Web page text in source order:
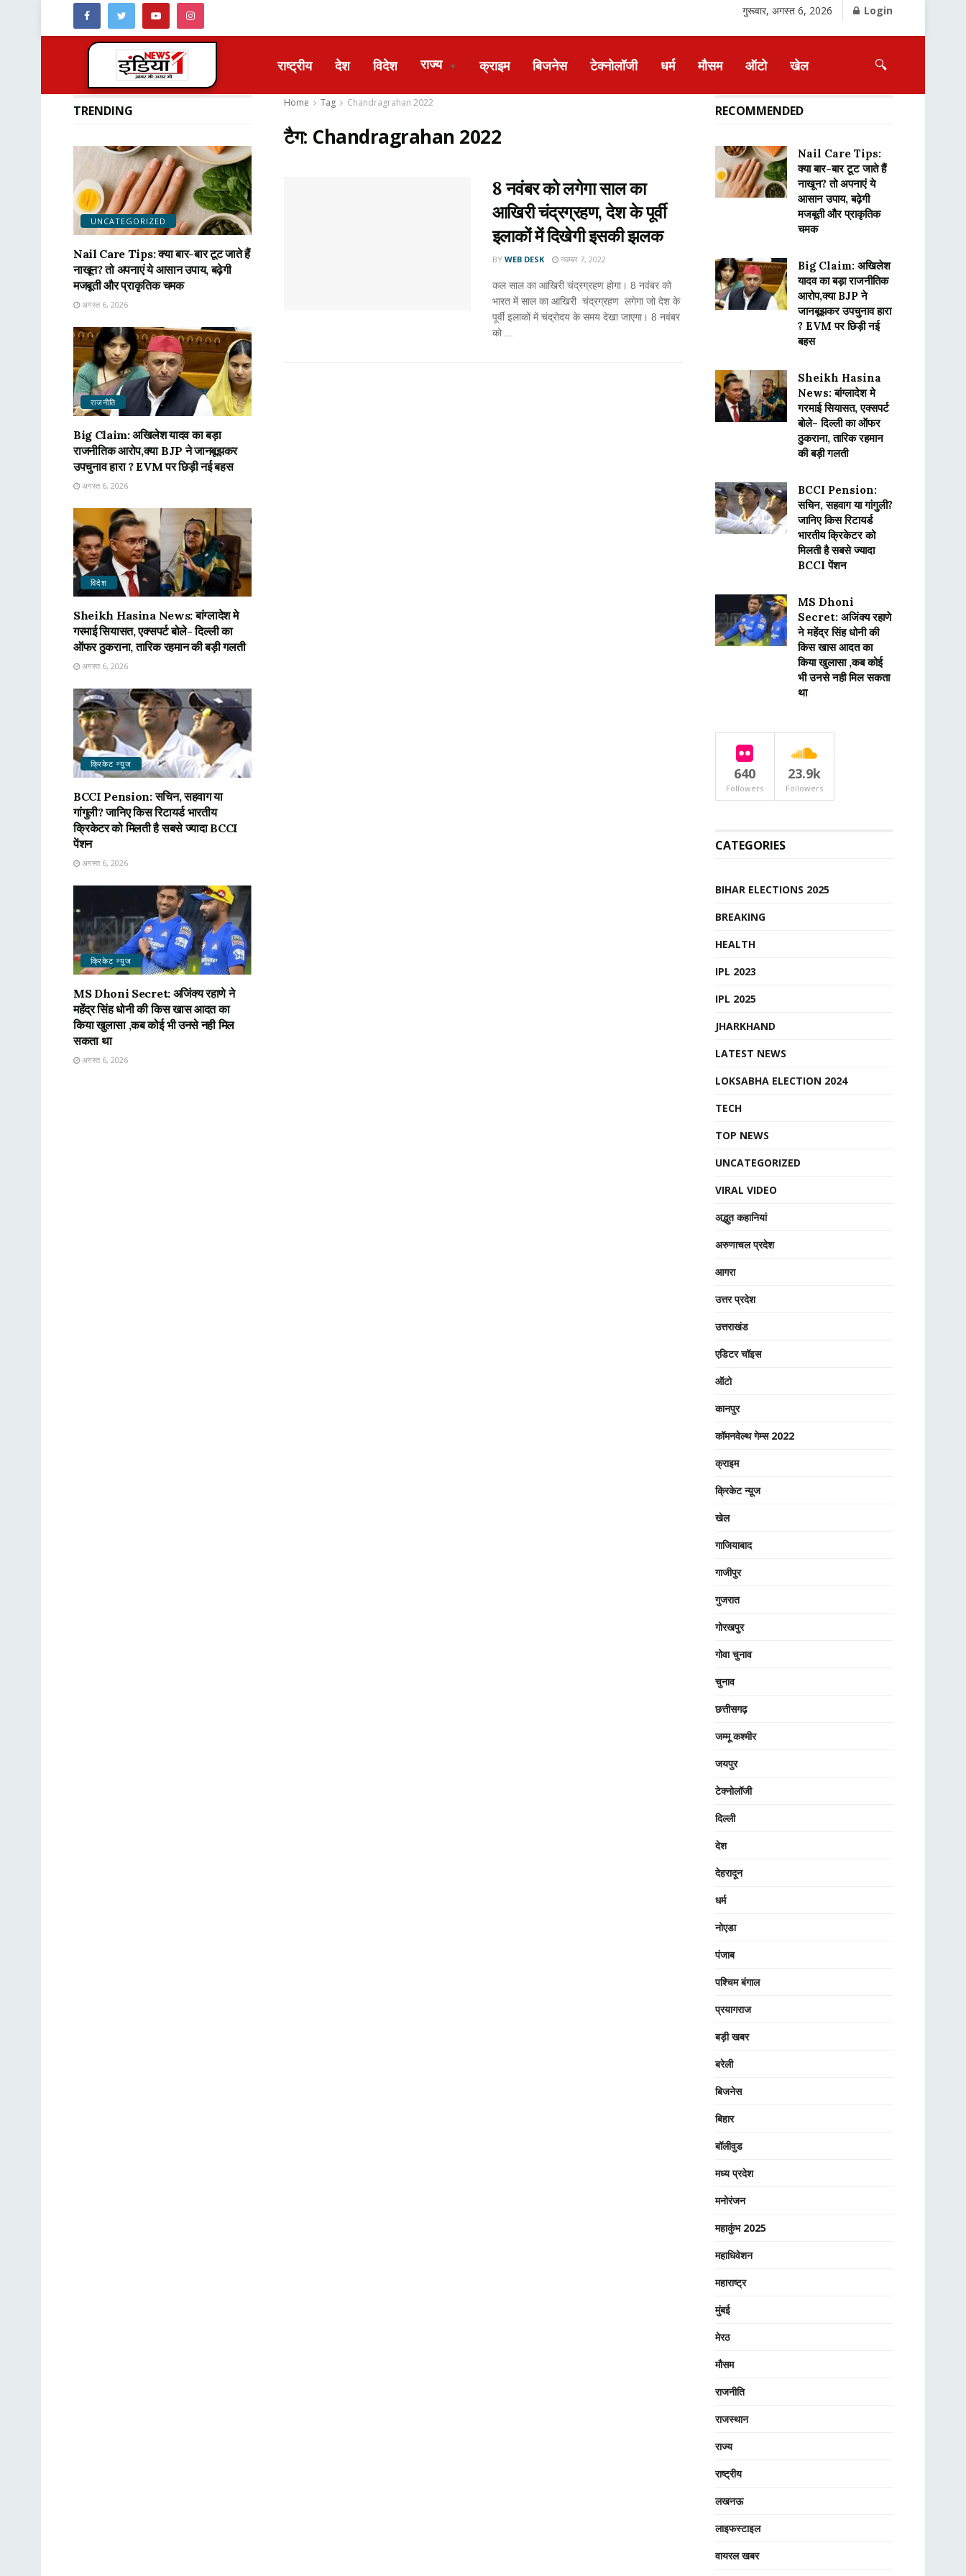
गुरूवार, अगस्त 6, 2026 Login
राष्ट्रीय देश विदेश राज्य ▼ क्राइम बिजनेस टेक्नोलॉजी धर्म मौसम ऑटो खेल 🔍
Home Tag Chandragrahan 2022
टैग: Chandragrahan 2022
8 नवंबर को लगेगा साल का
आखिरी चंद्रग्रहण, देश के पूर्वी
इलाकों में दिखेगी इसकी झलक
BY WEB DESK नवम्बर 7, 2022
कल साल का आखिरी चंद्रग्रहण होगा। 8 नवंबर को
भारत में साल का आखिरी चंद्रग्रहण लगेगा जो देश के
पूर्वी इलाकों में चंद्रोदय के समय देखा जाएगा। 8 नवंबर
को ...
TRENDING
UNCATEGORIZED
Nail Care Tips: क्या बार-बार टूट जाते हैं
नाखून? तो अपनाएं ये आसान उपाय, बढ़ेगी
मजबूती और प्राकृतिक चमक
अगस्त 6, 2026
राजनीति
Big Claim: अखिलेश यादव का बड़ा
राजनीतिक आरोप,क्या BJP ने जानबूझकर
उपचुनाव हारा ? EVM पर छिड़ी नई बहस
अगस्त 6, 2026
विदेश
Sheikh Hasina News: बांग्लादेश मे
गरमाई सियासत, एक्सपर्ट बोले- दिल्ली का
ऑफर ठुकराना, तारिक रहमान की बड़ी गलती
अगस्त 6, 2026
क्रिकेट न्यू़ज
BCCI Pension: सचिन, सहवाग या
गांगुली? जानिए किस रिटायर्ड भारतीय
क्रिकेटर को मिलती है सबसे ज्यादा BCCI
पेंशन
अगस्त 6, 2026
क्रिकेट न्यू़ज
MS Dhoni Secret: अजिंक्य रहाणे ने
महेंद्र सिंह धोनी की किस खास आदत का
किया खुलासा ,कब कोई भी उनसे नही मिल
सकता था
अगस्त 6, 2026
RECOMMENDED
Nail Care Tips:
क्या बार-बार टूट जाते हैं
नाखून? तो अपनाएं ये
आसान उपाय, बढ़ेगी
मजबूती और प्राकृतिक
चमक
Big Claim: अखिलेश
यादव का बड़ा राजनीतिक
आरोप,क्या BJP ने
जानबूझकर उपचुनाव हारा
? EVM पर छिड़ी नई
बहस
Sheikh Hasina
News: बांग्लादेश मे
गरमाई सियासत, एक्सपर्ट
बोले- दिल्ली का ऑफर
ठुकराना, तारिक रहमान
की बड़ी गलती
BCCI Pension:
सचिन, सहवाग या गांगुली?
जानिए किस रिटायर्ड
भारतीय क्रिकेटर को
मिलती है सबसे ज्यादा
BCCI पेंशन
MS Dhoni
Secret: अजिंक्य रहाणे
ने महेंद्र सिंह धोनी की
किस खास आदत का
किया खुलासा ,कब कोई
भी उनसे नही मिल सकता
था
640
Followers
23.9k
Followers
CATEGORIES
BIHAR ELECTIONS 2025
BREAKING
HEALTH
IPL 2023
IPL 2025
JHARKHAND
LATEST NEWS
LOKSABHA ELECTION 2024
TECH
TOP NEWS
UNCATEGORIZED
VIRAL VIDEO
अद्भुत कहानियां
अरुणाचल प्रदेश
आगरा
उत्तर प्रदेश
उत्तराखंड
एडिटर चॉइस
ऑटो
कानपुर
कॉमनवेल्थ गेम्स 2022
क्राइम
क्रिकेट न्यू़ज
खेल
गाजियाबाद
गाजीपुर
गुजरात
गोरखपुर
गोवा चुनाव
चुनाव
छत्तीसगढ़
जम्मू कश्मीर
जयपुर
टेक्नोलॉजी
दिल्ली
देश
देहरादून
धर्म
नोएडा
पंजाब
पश्चिम बंगाल
प्रयागराज
बड़ी खबर
बरेली
बिजनेस
बिहार
बॉलीवुड
मध्य प्रदेश
मनोरंजन
महाकुंभ 2025
महाधिवेशन
महाराष्ट्र
मुंबई
मेरठ
मौसम
राजनीति
राजस्थान
राज्य
राष्ट्रीय
लखनऊ
लाइफस्टाइल
वायरल खबर